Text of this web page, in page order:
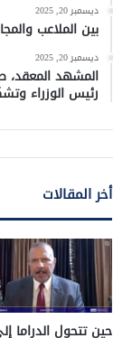
ديسمبر 20, 2025
بين الملاعب
ديسمبر 20, 2025
المشهد المعقد،
رئيس الوزراء
أخر المقالات
حين تتحول الدراما